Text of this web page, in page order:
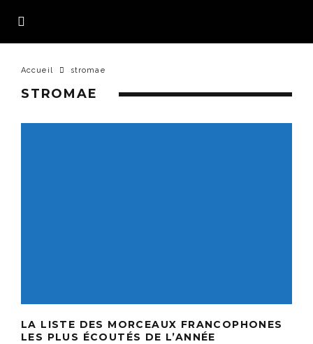
Accueil stromae
STROMAE
LA LISTE DES MORCEAUX FRANCOPHONES
LES PLUS ÉCOUTÉS DE L’ANNÉE